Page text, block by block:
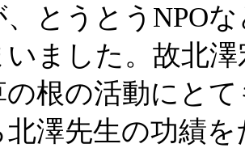
、とうとうNPO
いました。故北
の根の活動にと
北澤先生の功績